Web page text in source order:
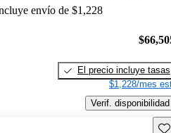
envío de $1,228
El precio incluye tasas
$1,228/mes
Verif. disponibilidad